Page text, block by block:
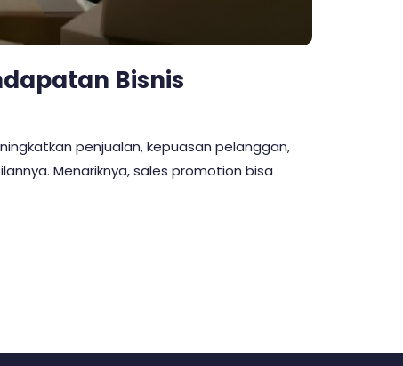
Bisnis
penjualan, kepuasan pelanggan,
Menariknya, sales promotion bisa